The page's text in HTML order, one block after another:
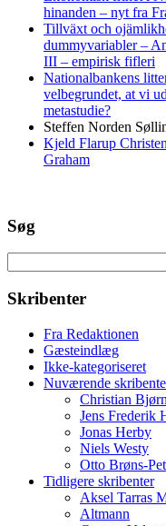
hinanden – nyt fra
Tillväxt och
dummyvariabler –
III – empirisk fifleri
Nationalbankens
velbegrundet, at vi
metastudie?
Steffen Norden
Kjeld Flarup
Graham
Søg
efter:
Skribenter
Fra Redaktionen
Gæsteindlæg
Ikke-kategoriseret
Nuværende
Christian
Jens Frederik
Jonas Herby
Niels Westy
Otto Brøns-
Tidligere skribenter
Aksel Tarras
Altmann